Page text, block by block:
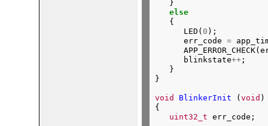
   }
else
   {
      LED(
0 );
      err_code
=
      blinkstate
++ ;
   }
}
void BlinkerInit (void )
{
uint32_t